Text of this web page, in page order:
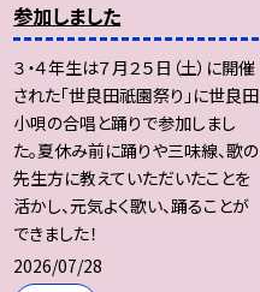
参加しました
３・４年生は７月２５日（土）に開催
された「世良田祇園祭り」に世良田
小唄の合唱と踊りで参加しまし
た。夏休み前に踊りや三味線、歌の
先生方に教えていただいたことを
活かし、元気よく歌い、踊ることが
できました！
2026/07/28